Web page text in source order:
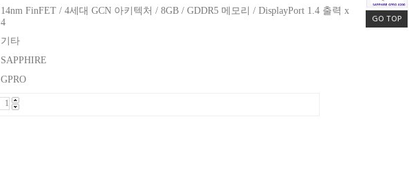
GO TOP
14nm FinFET / 4세대 GCN 아키텍처 / 8GB / GDDR5 메모리 / DisplayPort 1.4 출력 x
4
기타
SAPPHIRE
GPRO